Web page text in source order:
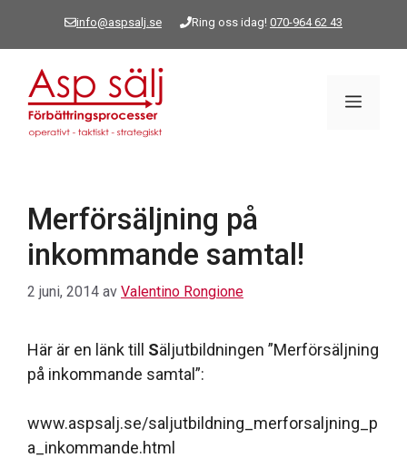
info@aspsalj.se Ring oss idag! 070-964 62 43
Meny
Merförsäljning på
inkommande samtal!
2 juni, 2014 av Valentino Rongione
Här är en länk till Säljutbildningen ”Merförsäljning
på inkommande samtal”:
www.aspsalj.se/saljutbildning_merforsaljning_p
a_inkommande.html